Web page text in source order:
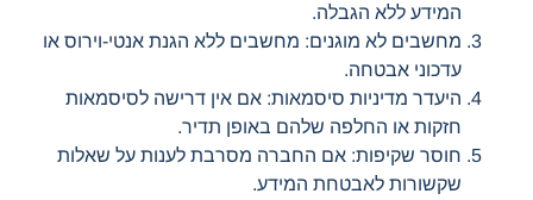
המידע ללא הגבלה.
מחשבים לא מוגנים: מחשבים ללא הגנת אנטי-וירוס או
עדכוני אבטחה.
היעדר מדיניות סיסמאות: אם אין דרישה לסיסמאות
חזקות או החלפה שלהם באופן תדיר.
חוסר שקיפות: אם החברה מסרבת לענות על שאלות
שקשורות לאבטחת המידע.